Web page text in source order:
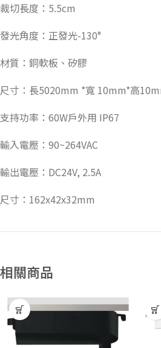
裁切長度：5.5cm
發光角度：正發光-130°
材質：銅軟板、矽膠
尺寸：長5020mm *寬 10mm*高
支持功率：60W戶外用 IP67
輸入電壓：90~264VAC
輸出電壓：DC24V, 2.5A
尺寸：162x42x32mm
相關商品